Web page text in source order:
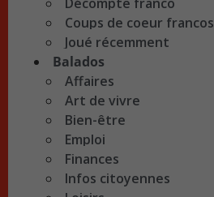
Coups de coeur francos
Joué récemment
Balados
Affaires
Art de vivre
Bien-être
Emploi
Finances
Infos citoyennes